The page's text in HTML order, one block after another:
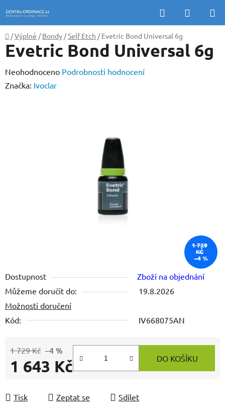
na
obsah
Hledat
KOŠÍK
Domů
/Výplně / Bondy /Self Etch / Evetric Bond Universal 6g
Dostupnost
Zboží na objednání
Můžeme doručit do:
19.8.2026
Možnosti doručení
Kód:
IV668075AN
1 729 Kč –4 %
1 643 Kč DO KOŠÍKU
Tisk Zeptat se Sdílet
Evetric Bond Universal 6g
Průměrné
hodnocení
Neohodnoceno Podrobnosti hodnocení
Značka: Ivoclar
1 729
KČ
–4 %